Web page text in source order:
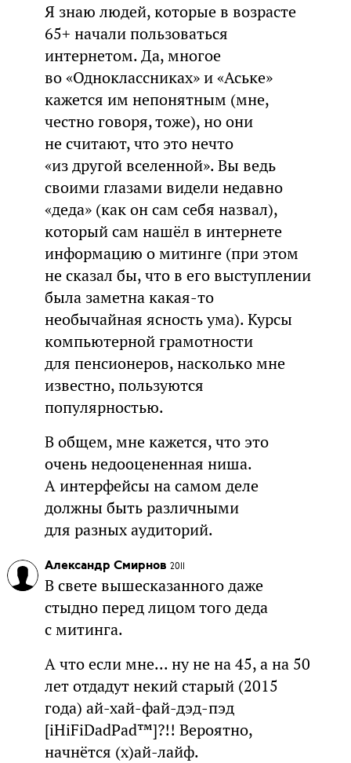
Я знаю людей, которые в возрасте
65+ начали пользоваться
интернетом. Да, многое
во «Одноклассниках» и «Аське»
кажется им непонятным (мне,
честно говоря, тоже), но они
не считают, что это нечто
«из другой вселенной». Вы ведь
своими глазами видели недавно
«деда» (как он сам себя назвал),
который сам нашёл в интернете
информацию о митинге (при этом
не сказал бы, что в его выступлении
была заметна какая-то
необычайная ясность ума). Курсы
компьютерной грамотности
для пенсионеров, насколько мне
известно, пользуются
популярностью.
В общем, мне кажется, что это
очень недооцененная ниша.
А интерфейсы на самом деле
должны быть различными
для разных аудиторий.
Александр Смирнов 2011
В свете вышесказанного даже
стыдно перед лицом того деда
с митинга.
А что если мне... ну не на 45, а на 50
лет отдадут некий старый (2015
года) ай-хай-фай-дэд-пэд
[iHiFiDadPad™]?!! Вероятно,
начнётся (х)ай-лайф.